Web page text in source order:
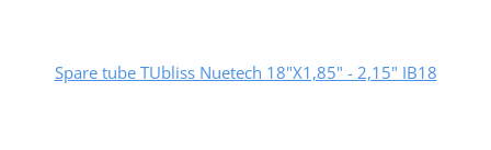
Spare tube TUbliss Nuetech 18"X1,85" - 2,15" IB18